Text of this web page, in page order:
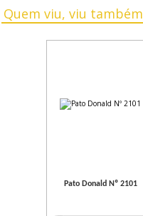
Quem viu, viu também
Pato Donald Nº 2101